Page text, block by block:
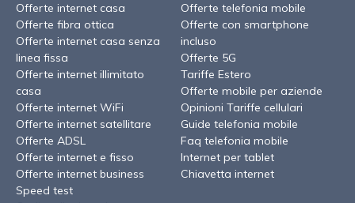
Offerte internet casa
Offerte fibra ottica
Offerte internet casa senza
linea fissa
Offerte internet illimitato
casa
Offerte internet WiFi
Offerte internet satellitare
Offerte ADSL
Offerte internet e fisso
Offerte internet business
Speed test
Offerte telefonia mobile
Offerte con smartphone
incluso
Offerte 5G
Tariffe Estero
Offerte mobile per aziende
Opinioni Tariffe cellulari
Guide telefonia mobile
Faq telefonia mobile
Internet per tablet
Chiavetta internet